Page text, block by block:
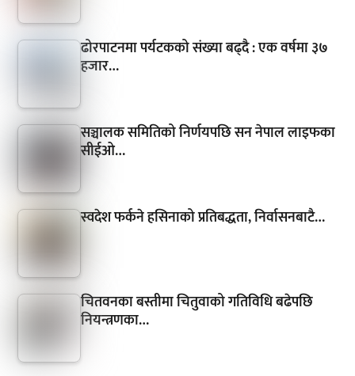
ढोरपाटनमा पर्यटकको संख्या बढ्दै : एक वर्षमा ३७
हजार…
सञ्चालक समितिको निर्णयपछि सन नेपाल लाइफका
सीईओ…
स्वदेश फर्कने हसिनाको प्रतिबद्धता, निर्वासनबाटै…
चितवनका बस्तीमा चितुवाको गतिविधि बढेपछि
नियन्त्रणका…